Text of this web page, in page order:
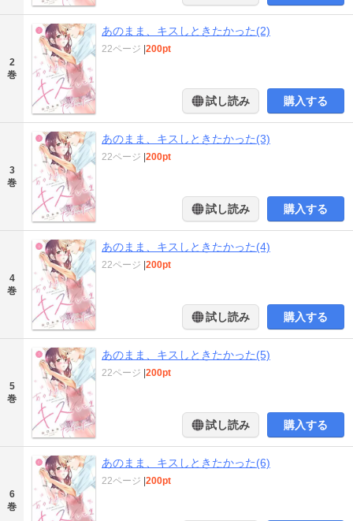
2
巻
あのまま、キスしときたかった(2)
22ページ 200pt
試し読み 購入する
3
巻
あのまま、キスしときたかった(3)
22ページ 200pt
試し読み 購入する
4
巻
あのまま、キスしときたかった(4)
22ページ 200pt
試し読み 購入する
5
巻
あのまま、キスしときたかった(5)
22ページ 200pt
試し読み 購入する
6
巻
あのまま、キスしときたかった(6)
22ページ 200pt